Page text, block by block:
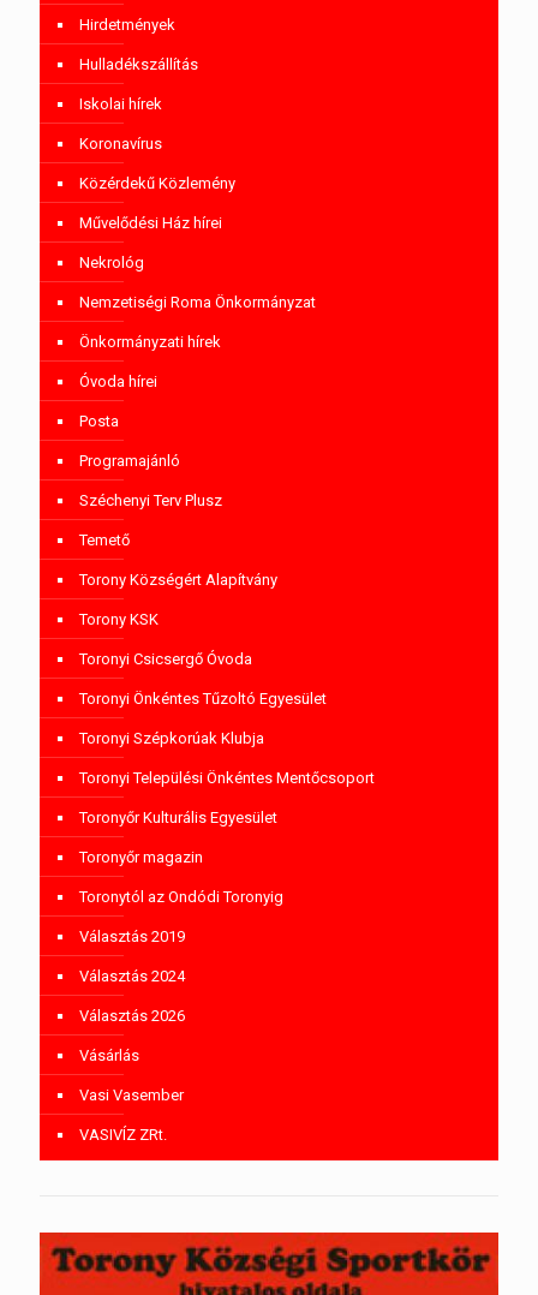
Hirdetmények
Hulladékszállítás
Iskolai hírek
Koronavírus
Közérdekű Közlemény
Művelődési Ház hírei
Nekrológ
Nemzetiségi Roma Önkormányzat
Önkormányzati hírek
Óvoda hírei
Posta
Programajánló
Széchenyi Terv Plusz
Temető
Torony Községért Alapítvány
Torony KSK
Toronyi Csicsergő Óvoda
Toronyi Önkéntes Tűzoltó Egyesület
Toronyi Szépkorúak Klubja
Toronyi Települési Önkéntes Mentőcsoport
Toronyőr Kulturális Egyesület
Toronyőr magazin
Toronytól az Ondódi Toronyig
Választás 2019
Választás 2024
Választás 2026
Vásárlás
Vasi Vasember
VASIVÍZ ZRt.